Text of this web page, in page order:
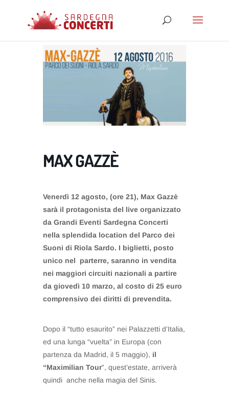
MAX GAZZÈ
Venerdì 12 agosto, (ore 21), Max Gazzè
sarà il protagonista del live organizzato
da Grandi Eventi Sardegna Concerti
nella splendida location del Parco dei
Suoni di Riola Sardo. I biglietti, posto
unico nel parterre, saranno in vendita
nei maggiori circuiti nazionali a partire
da giovedì 10 marzo, al costo di 25 euro
comprensivo dei diritti di prevendita.
Dopo il “tutto esaurito” nei Palazzetti d’Italia,
ed una lunga “vuelta” in Europa (con
partenza da Madrid, il 5 maggio), il
“Maximilian Tour”, quest’estate, arriverà
quindi anche nella magia del Sinis.